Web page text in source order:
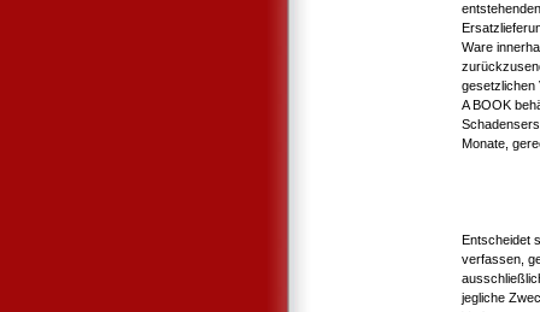
Ware
gesetzlichen
A BOOK
Monate,
Entscheidet
verfassen,
jegliche